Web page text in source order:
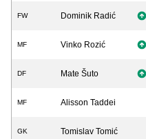
FW Dominik Radić
MF Vinko Rozić
DF Mate Šuto
MF Alisson Taddei
GK Tomislav Tomić